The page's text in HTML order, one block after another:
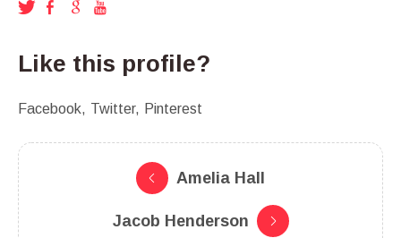
Like this profile?
Facebook Twitter Pinterest
Amelia Hall
Jacob Henderson